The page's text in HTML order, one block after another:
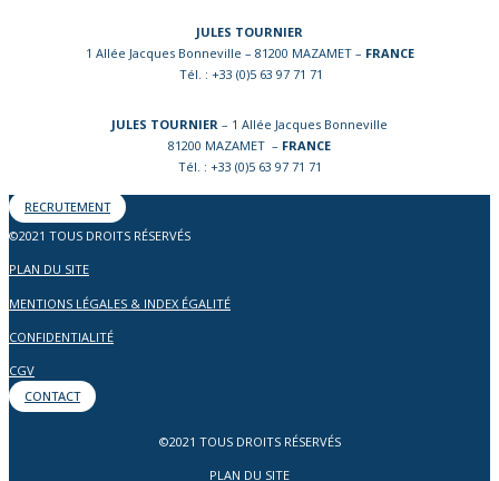
JULES TOURNIER
1 Allée Jacques Bonneville – 81200 MAZAMET – FRANCE
Tél. : +33 (0)5 63 97 71 71
JULES TOURNIER – 1 Allée Jacques Bonneville
81200 MAZAMET – FRANCE
Tél. : +33 (0)5 63 97 71 71
RECRUTEMENT
©2021 TOUS DROITS RÉSERVÉS
PLAN DU SITE
MENTIONS LÉGALES & INDEX ÉGALITÉ
CONFIDENTIALITÉ
CGV
CONTACT
©2021 TOUS DROITS RÉSERVÉS
PLAN DU SITE